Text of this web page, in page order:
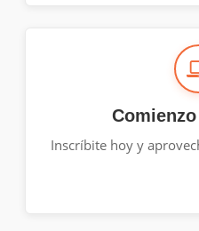
Inscríbite hoy y